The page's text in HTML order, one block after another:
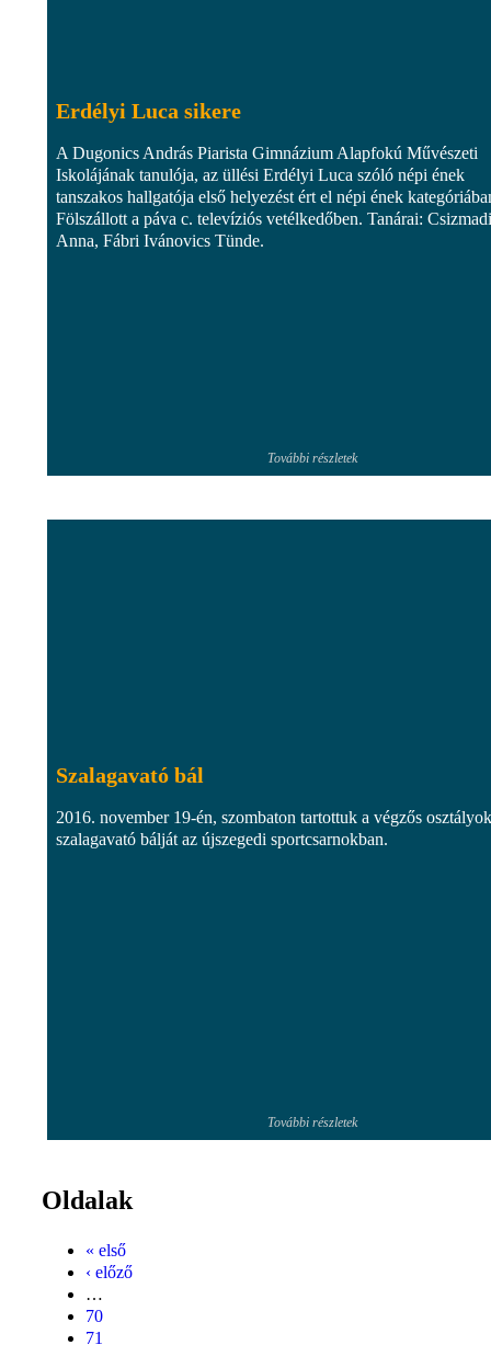
Erdélyi Luca sikere
A Dugonics András Piarista Gimnázium Alapfokú Művészeti
Iskolájának tanulója, az üllési Erdélyi Luca szóló népi ének
tanszakos hallgatója első helyezést ért el népi ének
Fölszállott a páva c. televíziós vetélkedőben. Tanárai:
Anna, Fábri Ivánovics Tünde.
További részletek
Szalagavató bál
2016. november 19-én, szombaton tartottuk a végzős osztályok
szalagavató bálját az újszegedi sportcsarnokban.
További részletek
Oldalak
« első
‹ előző
…
70
71